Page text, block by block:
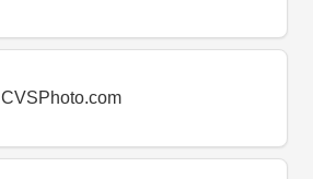
CVSPhoto.com